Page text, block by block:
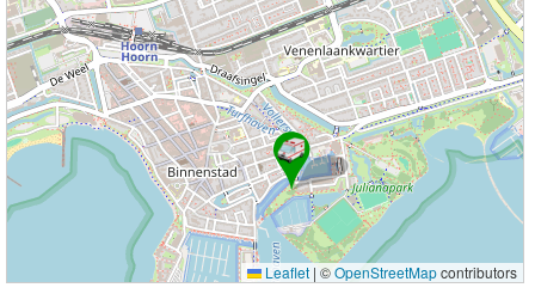
Leaflet | ©OpenStreetMapcontributors